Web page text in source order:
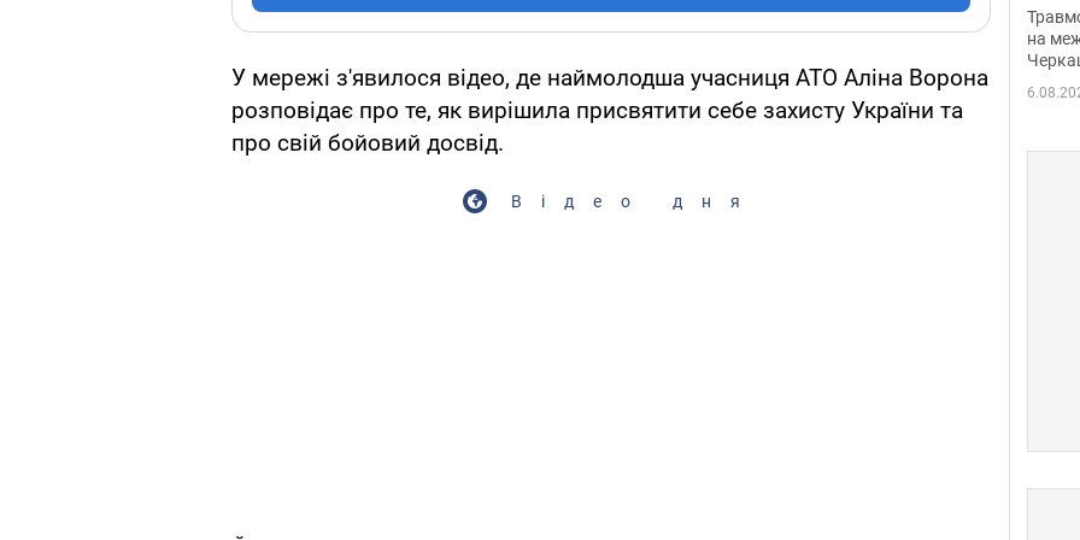
У мережі з'явилося відео, де наймолодша учасниця АТО Аліна Ворона
розповідає про те, як вирішила присвятити себе захисту України та
про свій бойовий досвід.
Відео дня
Фото
на